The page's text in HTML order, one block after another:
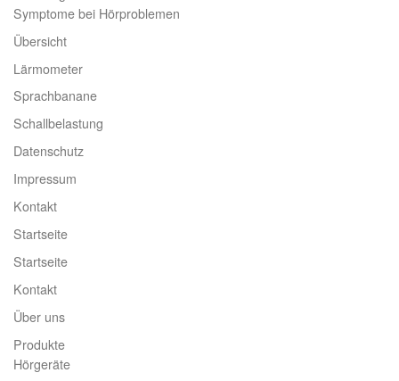
Symptome bei Hörproblemen
Übersicht
Lärmometer
Sprachbanane
Schallbelastung
Datenschutz
Impressum
Kontakt
Startseite
Startseite
Kontakt
Über uns
Produkte
Hörgeräte